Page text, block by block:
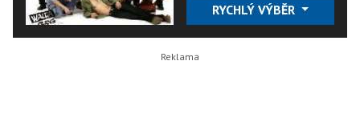
RYCHLÝ VÝBĚR